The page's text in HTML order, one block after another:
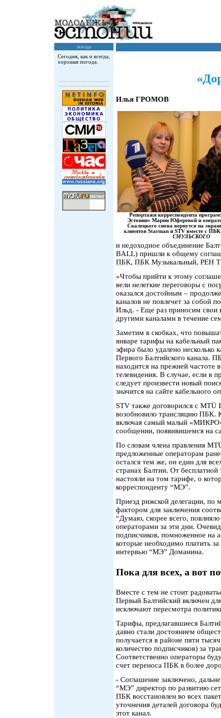
погода
Сегодня, как и всегда,
хорошая погода.
Илья ГРОМОВ
Репортажи корреспондента
Эстонии» Марии Юферевой и
Скалецкого снова вернутся на
клиентов Starman и STV вместе с
СМУЛЬСКОГО
и недоходное объединение
BALL) пришли к общему
ПБК, ПБК Музыкальный, РЕН ТВ
«Чтобы прийти к этому
вели нелегкие переговоры с
оказался достойным –
каналов не повлечет за собой
Ильд. - Еще раз приносим свои
другими каналами в течение
Заметим в скобках, что
январе тарифы на кабельный
эфира было удалено несколько
Первого Балтийского канала.
находится на прежней частоте
телевидения. В случае, если в
следует произвести новый
значится на сайте кабельного
STV также договорился с
возобновило трансляцию ПБК.
включая самый малый «МИКРО»
сообщении, появивишемся на
По словам члена правления
предложенные операторам
остался тем же, он един для
странах Балтии. От
настояли на том тарифе, о
корреспонденту “МЭ”.
Приезд рижской делегации,
фактором для заключения
“Думаю, скорее всего,
операторами за эти дни.
подписчиков, помноженное на
которые необходимо платить
интервью “МЭ” Доманина.
Пока для всех, а вот
Вместе с тем не стоит
Первый Балтийский включен
исключают пересмотра
Тарифы, предлагавшиеся
давно стали достоянием
получается в районе пяти
количество подписчиков) за
Соответственно операторы
счет переноса ПБК в более
- Соглашение заключено,
“МЭ” директор по развитию
ПБК восстановлен во всех
уточнения деталей договора
этот канал.